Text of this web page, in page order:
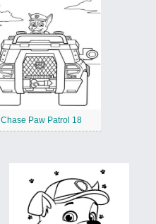
Chase Paw Patrol 18